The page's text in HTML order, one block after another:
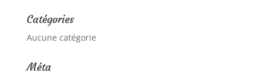
Catégories
Aucune catégorie
Méta